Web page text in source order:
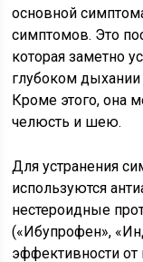
основной
симптомов. Это
которая заметно
глубоком
Кроме этого, она
челюсть и шею.
Для устранения
используются
нестероидные
(«Ибупрофен»,
эффективности